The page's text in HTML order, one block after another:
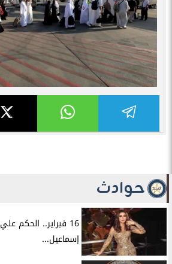
حوادث
16 فبراير.. الحكم
إسماعيل...